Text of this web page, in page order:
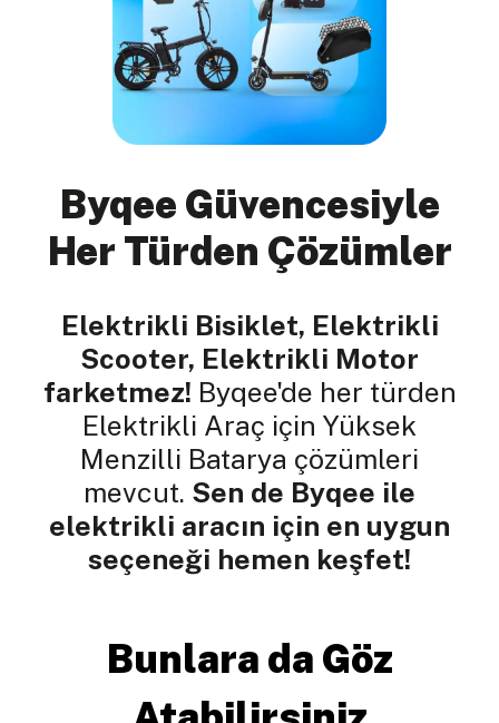
Byqee Güvencesiyle
Her Türden Çözümler
Elektrikli Bisiklet, Elektrikli
Scooter, Elektrikli Motor
farketmez! Byqee'de her türden
Elektrikli Araç için Yüksek
Menzilli Batarya çözümleri
mevcut. Sen de Byqee ile
elektrikli aracın için en uygun
seçeneği hemen keşfet!
Bunlara da Göz